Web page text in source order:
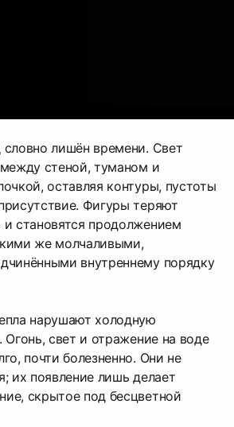
лишён времени. Свет
стеной, туманом и
оставляя контуры, пустоты
Фигуры теряют
и становятся продолжением
же молчаливыми,
внутреннему порядку
нарушают холодную
Огонь, свет и отражение на воде
почти болезненно. Они не
их появление лишь делает
скрытое под бесцветной